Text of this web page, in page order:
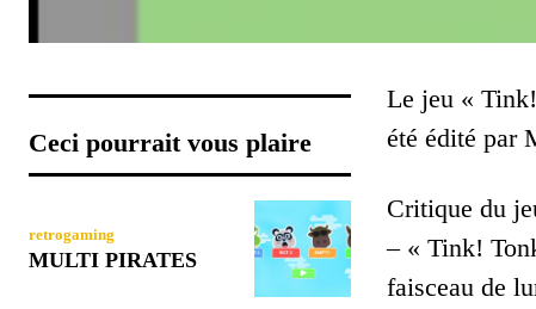
Ceci pourrait vous plaire
retrogaming
MULTI PIRATES
Le jeu «
été édité par
Critique du
– « Tink!
faisceau de